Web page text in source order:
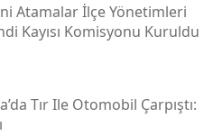
Atamalar İlçe Yönetimleri
Kayısı Komisyonu Kuruldu
Tır Ile Otomobil Çarpıştı: